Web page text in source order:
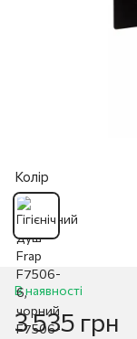
Колір
В наявності
3 535 грн